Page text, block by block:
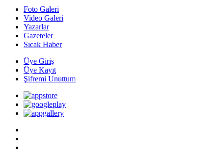
Foto Galeri
Video Galeri
Yazarlar
Gazeteler
Sıcak Haber
Üye Giriş
Üye Kayıt
Şifremi Unuttum